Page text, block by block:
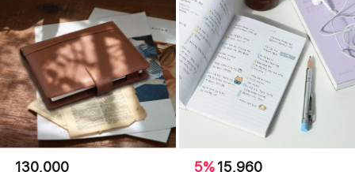
130,000 5%15,960